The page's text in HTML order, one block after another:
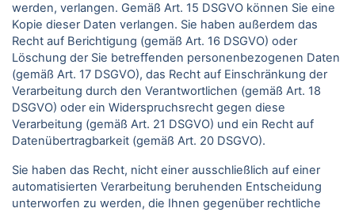
werden, verlangen. Gemäß Art. 15 DSGVO können Sie eine
Kopie dieser Daten verlangen. Sie haben außerdem das
Recht auf Berichtigung (gemäß Art. 16 DSGVO) oder
Löschung der Sie betreffenden personenbezogenen Daten
(gemäß Art. 17 DSGVO), das Recht auf Einschränkung der
Verarbeitung durch den Verantwortlichen (gemäß Art. 18
DSGVO) oder ein Widerspruchsrecht gegen diese
Verarbeitung (gemäß Art. 21 DSGVO) und ein Recht auf
Datenübertragbarkeit (gemäß Art. 20 DSGVO).
Sie haben das Recht, nicht einer ausschließlich auf einer
automatisierten Verarbeitung beruhenden Entscheidung
unterworfen zu werden, die Ihnen gegenüber rechtliche